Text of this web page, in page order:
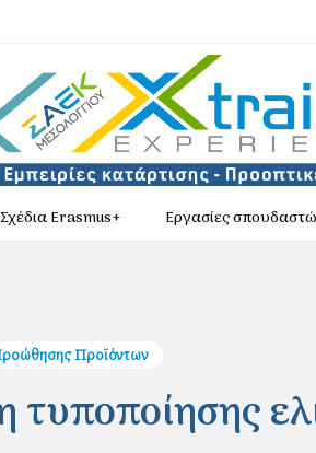
Σχέδια Erasmus+ Εργασίες
Προϊόντων
τυποποίησης